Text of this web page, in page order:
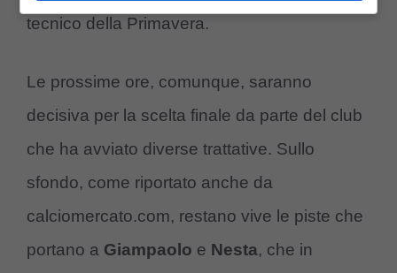
tecnico della Primavera.
Le prossime ore, comunque, saranno
decisiva per la scelta finale da parte del club
che ha avviato diverse trattative. Sullo
sfondo, come riportato anche da
calciomercato.com, restano vive le piste che
portano a Giampaolo e Nesta, che in